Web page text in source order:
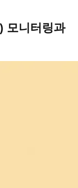
모니터링과